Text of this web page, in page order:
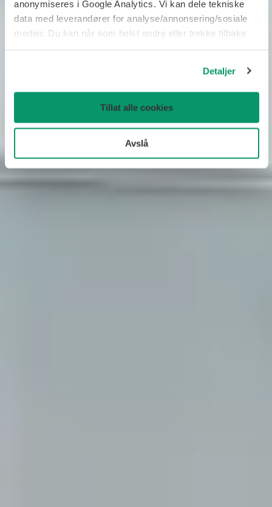
anonymiseres i Google Analytics. Vi kan dele tekniske
data med leverandører for analyse/annonsering/sosiale
medier. Du kan når som helst endre eller trekke tilbake
Detaljer
Tillat alle cookies
Avslå